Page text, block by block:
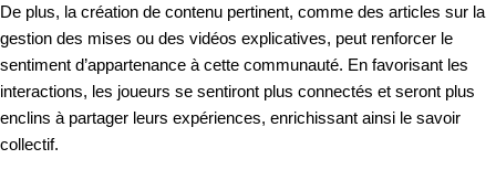
De plus, la création de contenu pertinent, comme des articles sur la
gestion des mises ou des vidéos explicatives, peut renforcer le
sentiment d’appartenance à cette communauté. En favorisant les
interactions, les joueurs se sentiront plus connectés et seront plus
enclins à partager leurs expériences, enrichissant ainsi le savoir
collectif.